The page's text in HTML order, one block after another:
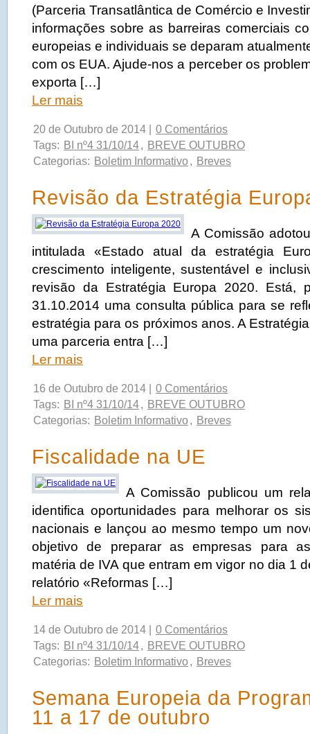
(Parceria Transatlântica de Comércio e
informações sobre as barreiras comerciais
europeias e individuais se deparam
com os EUA. Ajude-nos a perceber os
exporta […]
Ler mais
20 de Outubro de 2014 |
0 Comentários
Tags: BI nº4 31/10/14, BREVE OUTUBRO
Categorias: Boletim Informativo, Breves
Revisão da Estratégia
A Comissão
intitulada «Estado atual da estratégia
crescimento inteligente, sustentável e
revisão da Estratégia Europa 2020. Está,
31.10.2014 uma consulta pública para se
estratégia para os próximos anos. A
uma parceria entra […]
Ler mais
16 de Outubro de 2014 |
0 Comentários
Tags: BI nº4 31/10/14, BREVE OUTUBRO
Categorias: Boletim Informativo, Breves
Fiscalidade na UE
A Comissão publicou um
identifica oportunidades para melhorar os
nacionais e lançou ao mesmo tempo um
objetivo de preparar as empresas para
matéria de IVA que entram em vigor no dia 1
relatório «Reformas […]
Ler mais
14 de Outubro de 2014 |
0 Comentários
Tags: BI nº4 31/10/14, BREVE OUTUBRO
Categorias: Boletim Informativo, Breves
Semana Europeia da
11 a 17 de outubro